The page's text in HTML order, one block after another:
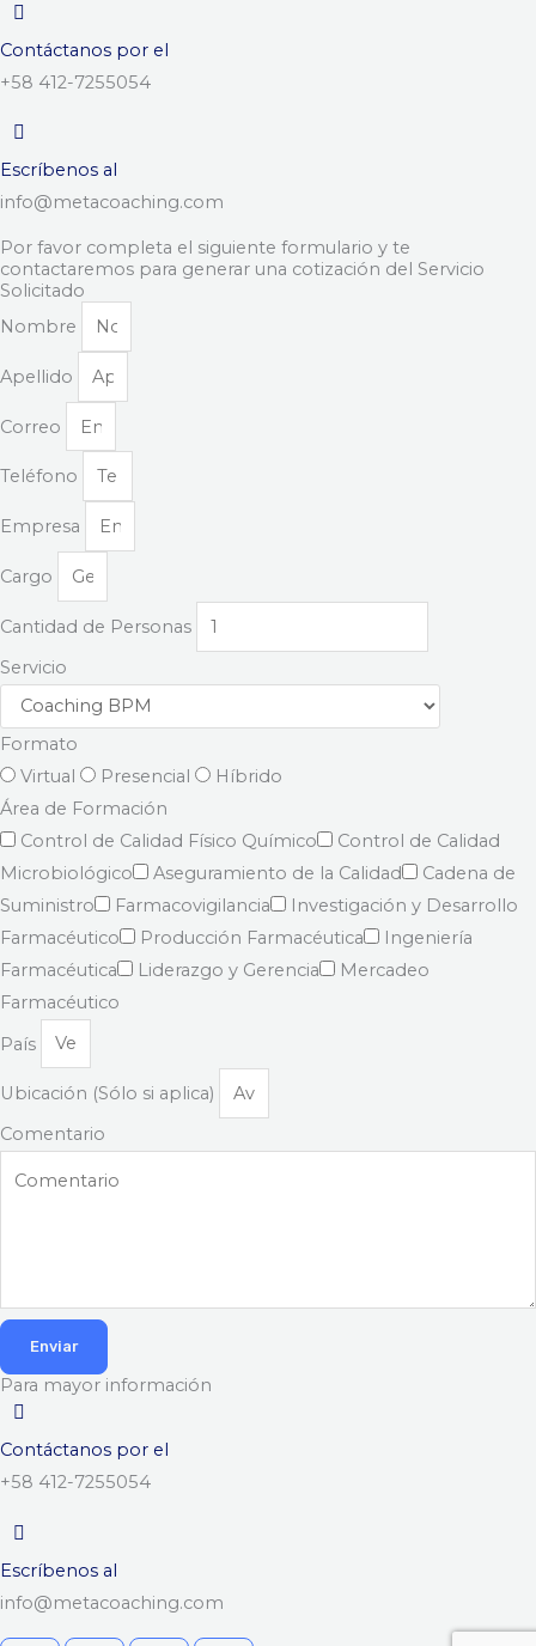
Contáctanos por el
+58 412-7255054
Escríbenos al
info@metacoaching.com
Por favor completa el siguiente formulario y te
contactaremos para generar una cotización del Servicio
Solicitado
Nombre
Apellido
Correo
Teléfono
Empresa
Cargo
Cantidad de Personas
Servicio
Formato
Virtual
Presencial
Híbrido
Área de Formación
Control de Calidad Físico Químico
Control de Calidad
Microbiológico
Aseguramiento de la Calidad
Cadena de
Suministro
Farmacovigilancia
Investigación y Desarrollo
Farmacéutico
Producción Farmacéutica
Ingeniería
Farmacéutica
Liderazgo y Gerencia
Mercadeo
Farmacéutico
País
Ubicación (Sólo si aplica)
Comentario
Enviar
Para mayor información
Contáctanos por el
+58 412-7255054
Escríbenos al
info@metacoaching.com